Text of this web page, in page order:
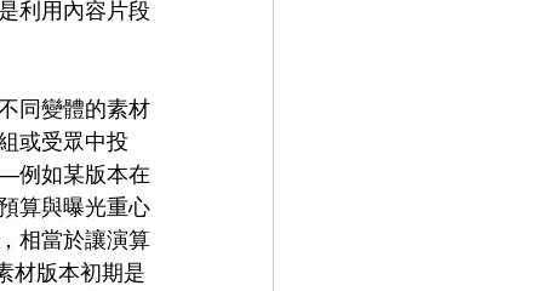
利用內容片段
同變體的素材
或受眾中投
例如某版本在
算與曝光重心
相當於讓演算
材版本初期是